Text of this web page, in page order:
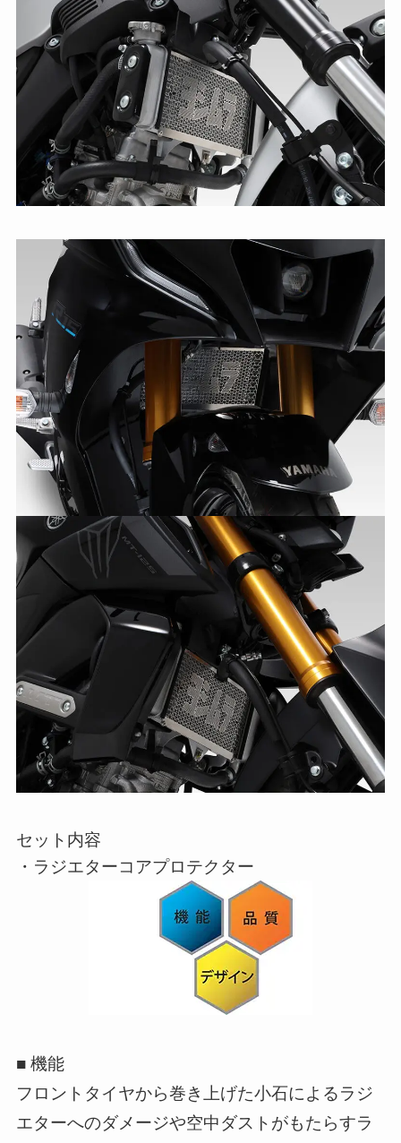
セット内容
・ラジエターコアプロテクター
■ 機能
フロントタイヤから巻き上げた小石によるラジ
エターへのダメージや空中ダストがもたらすラ